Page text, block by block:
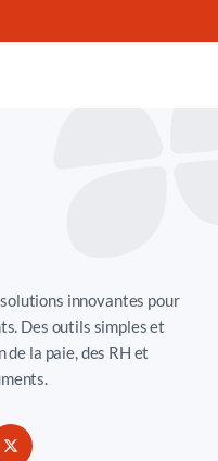
innovantes pour
Des outils simples et
la paie, des RH et